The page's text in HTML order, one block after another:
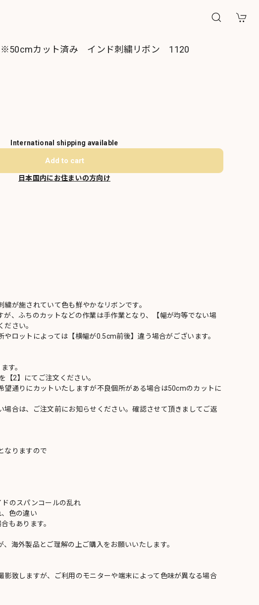
カット済み インド刺繍リボン 1120
International shipping available
Add to cart
日本国内にお住まいの方向け
が施されていて色も鮮やかなリボンです。
が、ふちのカットなどの作業は手作業となり、【幅が均等でない場
さい。
やロットによっては【横幅が0.5cm前後】違う場合がございます。
す。
【2】にてご注文ください。
望通りにカットいたしますが不良個所がある場合は50cmのカットに
場合は、ご注文前にお知らせください。確認させて頂きましてご返
なりますので
のスパンコールの乱れ
色の違い
もあります。
海外製品とご理解の上ご購入をお願いいたします。
影致しますが、ご利用のモニターや端末によって色味が異なる場合